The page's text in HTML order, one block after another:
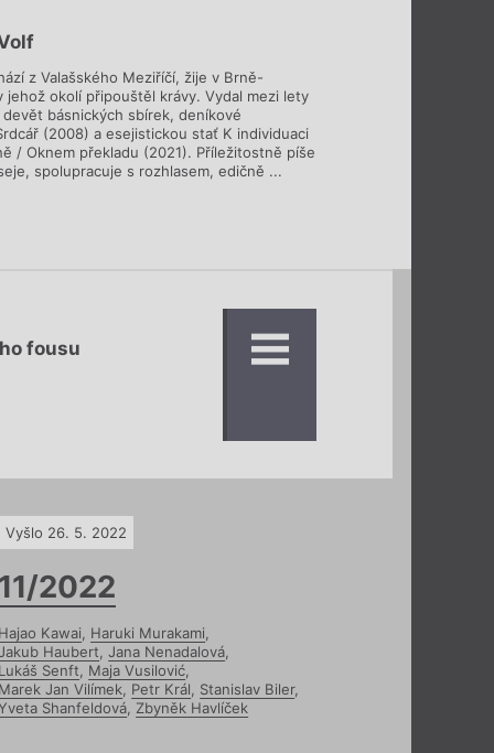
z Valašského Meziříčí, žije v Brně-
jehož okolí připouštěl krávy. Vydal mezi lety
devět básnických sbírek, deníkové
(2008) a esejistickou stať K individuaci
/ Oknem překladu (2021). Příležitostně píše
spolupracuje s rozhlasem, edičně ...
fousu
Vyšlo 26. 5. 2022
2022
Kawai, Haruki Murakami,
Haubert, Jana Nenadalová,
Senft, Maja Vusilović,
Jan Vilímek, Petr Král, Stanislav Biler,
Shanfeldová, Zbyněk Havlíček